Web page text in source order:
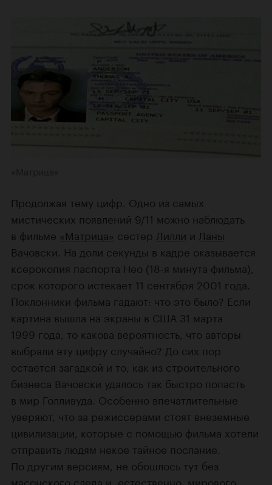
Продолжая тему цифр. Одно из самых
мистических появлений 9/11 можно наблюдать
в фильме «Матрица» сестер Лилли и Ланы
Вачовски . На доли секунды в кадре оказывается
ксерокопия паспорта Нео (18-я минута фильма),
срок которого истекает 11 сентября 2001 года.
Поклонники фильма гадают: что это было? Если
картина вышла на экраны в США 31 марта
1999 года, то какова вероятность, что авторы
выбрали эту цифру случайно? До сих пор
остается загадкой и то, как из строительного
бизнеса Вачовски удалось так быстро попасть
в мир Голливуда. Особенно впечатлительные
уверяют, что за режиссерами стоят внеземные
цивилизации, которые с помощью фильма хотели
отправить людям некое тайное послание.
По другим версиям, не обошлось тут без
масонского следа и, естественно, мирового